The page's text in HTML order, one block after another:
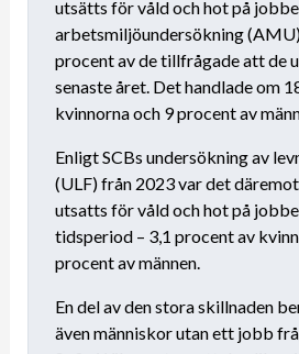
utsätts för våld och hot på
arbetsmiljöundersökning
procent av de tillfrågade att de
senaste året. Det handlade om
kvinnorna och 9 procent av
Enligt SCBs undersökning av
(ULF) från 2023 var det
utsatts för våld och hot på
tidsperiod – 3,1 procent av
procent av männen.
En del av den stora skillnaden
även människor utan ett jobb